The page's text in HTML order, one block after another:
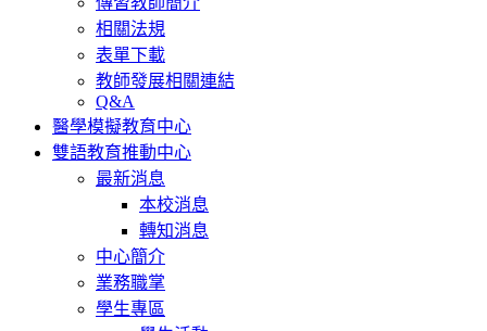
相關法規
表單下載
教師發展相關連結
Q&A
醫學模擬教育中心
雙語教育推動中心
最新消息
本校消息
轉知消息
中心簡介
業務職掌
學生專區